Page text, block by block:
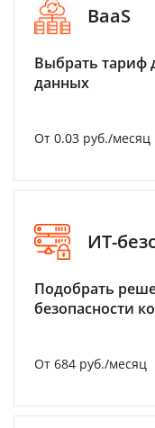
BaaS
Выбрать тариф
данных
От 0.03 руб./месяц
ИТ-
Подобрать
безопасности
От 684 руб./месяц